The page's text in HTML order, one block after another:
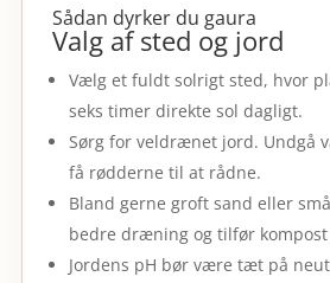
Sådan dyrker du gaura
Valg af sted og jord
Vælg et fuldt solrigt sted, hvor
seks timer direkte sol dagligt.
Sørg for veldrænet jord. Undgå
få rødderne til at rådne.
Bland gerne groft sand eller
bedre dræning og tilfør
Jordens pH bør være tæt på